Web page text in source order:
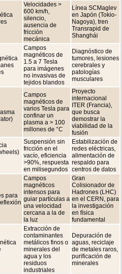
Velocidades >
600 km/h,
silencio,
ausencia de
fricción
mecánica
Línea SCMaglev
en Japón (Tokio-
Nagoya), tren
Transrapid de
Shanghái
Campos
magnéticos de
1.5 a 7 Tesla
para imágenes
no invasivas de
tejidos blandos
Diagnóstico de
tumores, lesiones
cerebrales y
patologías
musculares
Campos
magnéticos de
varios Tesla para
confinar un
plasma a > 100
millones de °C
Proyecto
internacional
ITER (Francia),
que busca
demostrar la
viabilidad de la
fusión
Suspensión sin
fricción en el
vacío, eficiencia
>90%, respuesta
en milisegundos
Estabilización de
redes eléctricas,
alimentación de
respaldo para
centros de datos
para
Campos
magnéticos
intensos para
guiar partículas a
una velocidad
cercana a la de
la luz
Gran
Colisionador de
Hadrones (LHC)
en el CERN, para
la investigación
en física
fundamental
Extracción de
contaminantes
metálicos finos o
minerales del
agua y los
residuos
industriales
Depuración de
aguas, reciclaje
de metales raros,
purificación de
minerales